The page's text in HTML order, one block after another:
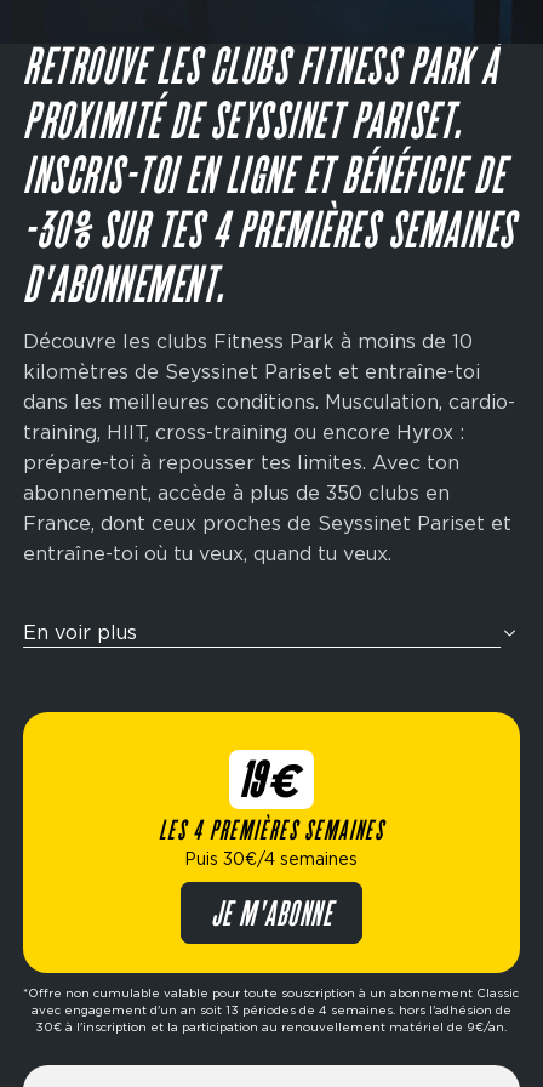
CTA
JE M'INSCRIS
RETROUVE LES CLUBS FITNESS PARK À
PROXIMITÉ DE SEYSSINET PARISET.
INSCRIS-TOI EN LIGNE ET BÉNÉFICIE DE
-30% SUR TES 4 PREMIÈRES SEMAINES
D'ABONNEMENT.
Découvre les clubs Fitness Park à moins de 10
kilomètres de Seyssinet Pariset et entraîne-toi
dans les meilleures conditions. Musculation, cardio-
training, HIIT, cross-training ou encore Hyrox :
prépare-toi à repousser tes limites. Avec ton
abonnement, accède à plus de 350 clubs en
France, dont ceux proches de Seyssinet Pariset et
entraîne-toi où tu veux, quand tu veux.
En voir plus
Tu veux t’entraîner comme un athlète ? Nos zones
cross-training sont pensées pour te challenger
la compétition Hyrox : rameur, wall balls, sled
push, ski-erg et bien plus encore. Idéal pour
améliorer ton endurance, ta force et ta condition
Élue meilleure marque de fitness de l’année,
Fitness Park propose des formules flexibles
adaptées à ton mode de vie : abonnement dès
19€/4 semaines, options avec ou sans engagement,
formule premium, etc. Prêt à passer à l’action ?
Réserve ta séance d’essai gratuite dans le club de
19€
LES 4 PREMIÈRES SEMAINES
Puis 30€/4 semaines
JE M'ABONNE
*Offre non cumulable valable pour toute souscription à un abonnement Classic
avec engagement d'un an soit 13 périodes de 4 semaines. hors l'adhésion de
30€ à l'inscription et la participation au renouvellement matériel de 9€/an.